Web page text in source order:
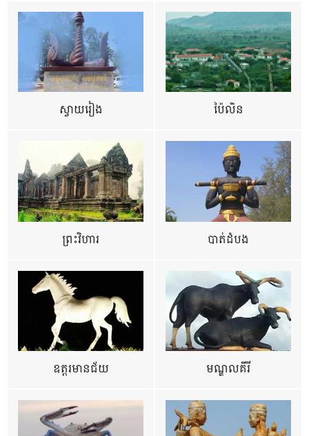
ស្វាយរៀង ប៉ៃលិន
ព្រះវិហារ បាត់ដំបង
ឧត្ដរមានជ័យ មណ្ឌលគីរី